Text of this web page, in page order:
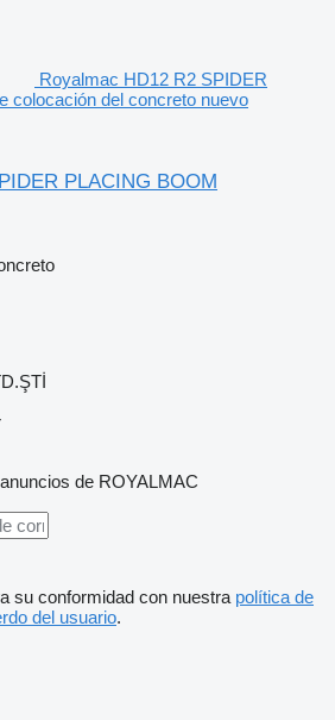
Royalmac HD12 R2 SPIDER
colocación del concreto nuevo
PLACING BOOM
de ROYALMAC
su conformidad con nuestra política de
del usuario.